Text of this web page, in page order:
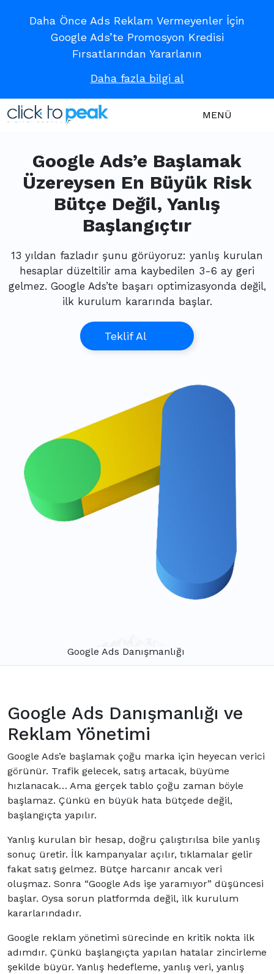
Daha Önce Ads Reklam Vermeyenler İçin
Google Ads’te Promosyon Kredisi
Fırsatlarından Yararlanın
Daha fazla bilgi al
MENÜ
Google Ads’e Başlamak
Üzereysen En Büyük Risk
Bütçe Değil, Yanlış
Başlangıçtır
13 yıldan fazladır şunu görüyoruz: yanlış kurulan
hesaplar düzeltilir ama kaybedilen 3-6 ay geri
gelmez. Google Ads’te başarı optimizasyonda değil,
ilk kurulum kararında başlar.
Teklif Al
Google Ads Danışmanlığı
Google Ads Danışmanlığı ve
Reklam Yönetimi
Google Ads’e başlamak çoğu marka için heyecan verici
görünür. Trafik gelecek, satış artacak, büyüme
hızlanacak… Ama gerçek tablo çoğu zaman böyle
başlamaz. Çünkü en büyük hata bütçede değil,
başlangıçta yapılır.
Yanlış kurulan bir hesap, doğru çalıştırılsa bile yanlış
sonuç üretir. İlk kampanyalar açılır, tıklamalar gelir
fakat satış gelmez. Bütçe harcanır ancak veri
oluşmaz. Sonra “Google Ads işe yaramıyor” düşüncesi
başlar. Oysa sorun platformda değil, ilk kurulum
kararlarındadır.
Google reklam yönetimi sürecinde en kritik nokta ilk
adımdır. Çünkü başlangıçta yapılan hatalar zincirleme
şekilde büyür. Yanlış hedefleme, yanlış veri, yanlış